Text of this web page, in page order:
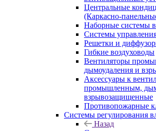
Центральные
(Каркасно-
Наборные системы
Системы
Решетки и
Гибкие воздуховоды
Вентиляторы
дымоудаления и
Аксессуары к
промышленным,
взрывозащищенные
Противопожарные
Системы регулирования
Назад